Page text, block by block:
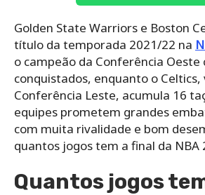
Golden State Warriors e Boston
título da temporada 2021/22 na
o campeão da Conferência
conquistados, enquanto o Celtics,
Conferência Leste, acumula 16
equipes prometem grandes
com muita rivalidade e bom
quantos jogos tem a final da NBA
Quantos jogos